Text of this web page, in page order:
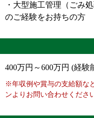
・大型施工管理（ごみ
のご経験をお持ちの方
400万円～600万円 (経
※年収例や賞与の支給額な
ンよりお問い合わせくださ